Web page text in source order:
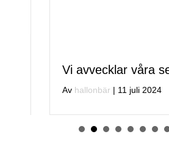
hallonbär |11 juli 2024